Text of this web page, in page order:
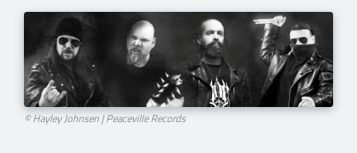
© Hayley Johnsen | Peaceville Records